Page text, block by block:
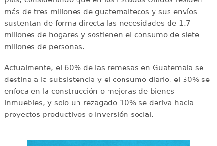
más de tres millones de guatemaltecos y sus envíos
sustentan de forma directa las necesidades de 1.7
millones de hogares y sostienen el consumo de siete
millones de personas.
Actualmente, el 60% de las remesas en Guatemala se
destina a la subsistencia y el consumo diario, el 30% se
enfoca en la construcción o mejoras de bienes
inmuebles, y solo un rezagado 10% se deriva hacia
proyectos productivos o inversión social.